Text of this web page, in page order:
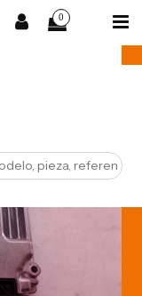
0